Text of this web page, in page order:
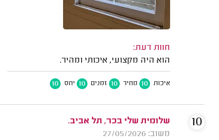
חוות דעת:
הוא היה מקצועי, איכותי ומהיר.
איכות 10 מחיר 10 זמנים 10 יחס 10
שלומית שלי בכר, תל אביב.
משוב: 27/05/2026
10